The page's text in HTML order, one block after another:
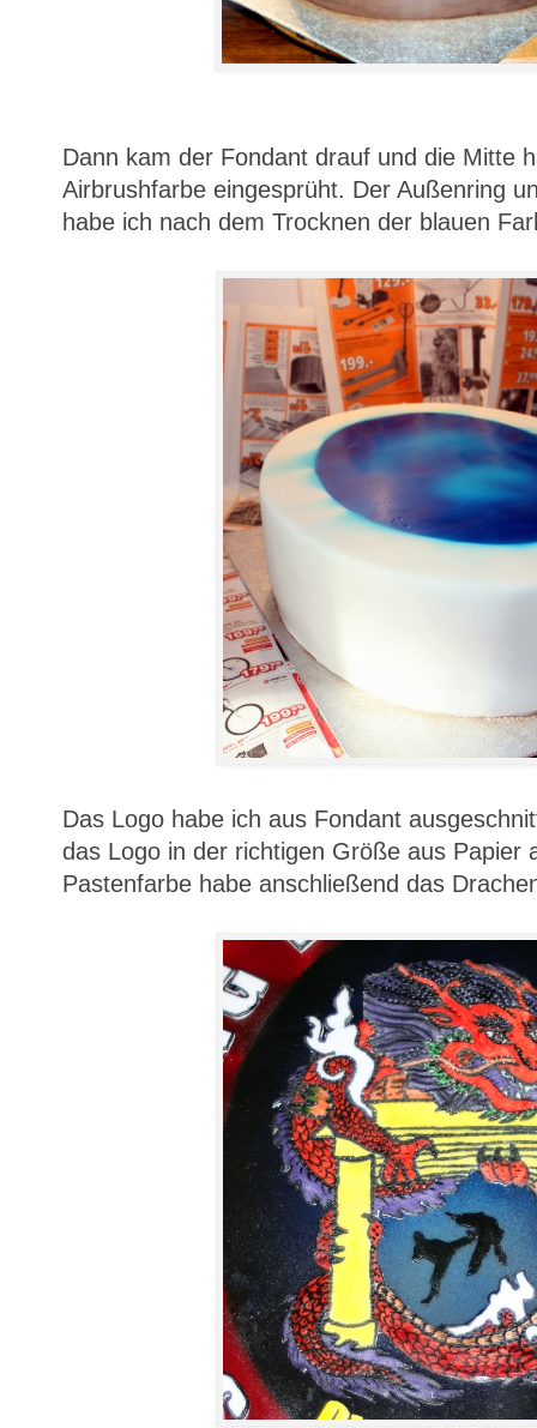
Dann kam der Fondant drauf und die Mitte
Airbrushfarbe eingesprüht. Der Außenring
habe ich nach dem Trocknen der blauen
Das Logo habe ich aus Fondant
das Logo in der richtigen Größe aus Papier
Pastenfarbe habe anschließend das